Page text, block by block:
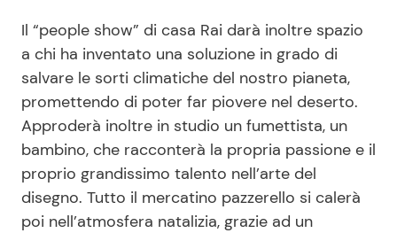
Il “people show” di casa Rai darà inoltre spazio
a chi ha inventato una soluzione in grado di
salvare le sorti climatiche del nostro pianeta,
promettendo di poter far piovere nel deserto.
Approderà inoltre in studio un fumettista, un
bambino, che racconterà la propria passione e il
proprio grandissimo talento nell’arte del
disegno. Tutto il mercatino pazzerello si calerà
poi nell’atmosfera natalizia, grazie ad un